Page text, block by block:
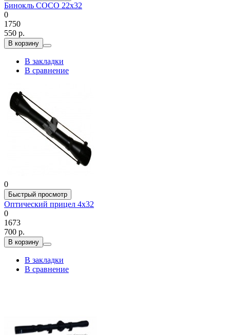
Бинокль COCO 22x32
0
1750
550 р.
В корзину
В закладки
В сравнение
0
Быстрый просмотр
Оптический прицел 4х32
0
1673
700 р.
В корзину
В закладки
В сравнение